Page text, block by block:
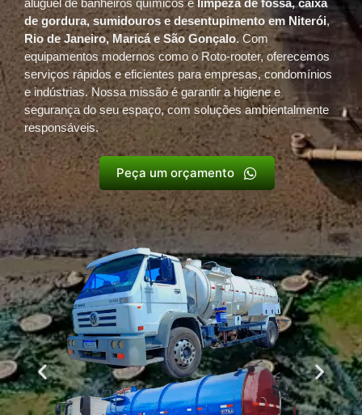
aluguel de banheiros químicos elimpeza de fossa, caixa
de gordura, sumidouros e desentupimento em Niterói,
Rio de Janeiro, Maricá e São Gonçalo. Com
equipamentos modernos como o Roto-rooter, oferecemos
serviços rápidos e eficientes para empresas, condomínios
e indústrias. Nossa missão é garantir a higiene e
segurança do seu espaço, com soluções ambientalmente
responsáveis.
Peça um orçamento